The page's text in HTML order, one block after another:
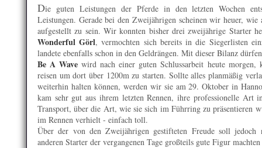
Die guten Leistungen der Pferde in den letzten Wochen
Leistungen. Gerade bei den Zweijährigen scheinen wir heuer,
aufgestellt zu sein. Wir konnten bisher drei zweijährige Starter
Wonderful Görl, vermochten sich bereits in die Siegerlisten
landete ebenfalls schon in den Geldrängen. Mit dieser Bilanz
Be A Wave wird nach einer guten Schlussarbeit heute morgen,
reisen um dort über 1200m zu starten. Sollte alles planmäßig
weiterhin halten können, werden wir sie am 29. Oktober in
kam sehr gut aus ihrem letzten Rennen, ihre professionelle Art
Transport, über die Art, wie sie sich im Führring zu präsentieren
im Rennen verhielt - einfach toll.
Über der von den Zweijährigen gestifteten Freude soll jedoch
anderen Starter der vergangenen Tage großteils gute Figur